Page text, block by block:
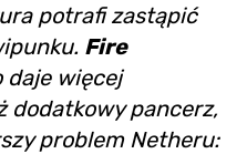
potrafi zastąpić
Fire
więcej
dodatkowy pancerz,
problem Netheru: